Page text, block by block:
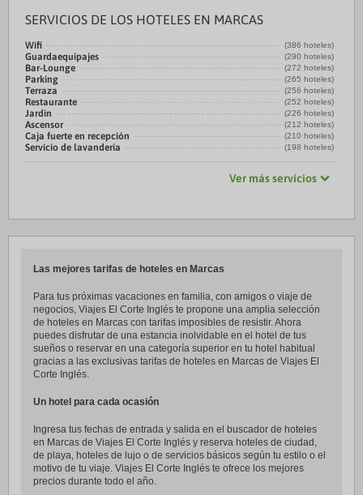
SERVICIOS DE LOS HOTELES EN MARCAS
Wifi (386 hoteles)
Guardaequipajes (290 hoteles)
Bar-Lounge (272 hoteles)
Parking (265 hoteles)
Terraza (256 hoteles)
Restaurante (252 hoteles)
Jardin (226 hoteles)
Ascensor (212 hoteles)
Caja fuerte en recepción (210 hoteles)
Servicio de lavandería (198 hoteles)
Ver más servicios
Las mejores tarifas de hoteles en Marcas
Para tus próximas vacaciones en familia, con amigos o viaje de
negocios, Viajes El Corte Inglés te propone una amplia selección
de hoteles en Marcas con tarifas imposibles de resistir. Ahora
puedes disfrutar de una estancia inolvidable en el hotel de tus
sueños o reservar en una categoría superior en tu hotel habitual
gracias a las exclusivas tarifas de hoteles en Marcas de Viajes El
Corte Inglés.
Un hotel para cada ocasión
Ingresa tus fechas de entrada y salida en el buscador de hoteles
en Marcas de Viajes El Corte Inglés y reserva hoteles de ciudad,
de playa, hoteles de lujo o de servicios básicos según tu estilo o el
motivo de tu viaje. Viajes El Corte Inglés te ofrece los mejores
precios durante todo el año.